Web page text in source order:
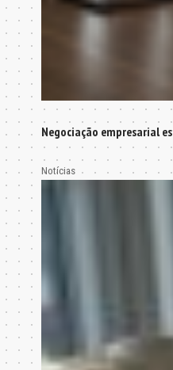
Negociação empresarial
Notícias